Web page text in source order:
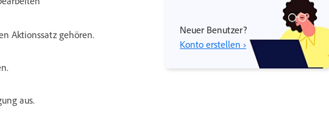
Aktionssatz gehören.
aus.
Neuer Benutzer?
Konto erstellen ›